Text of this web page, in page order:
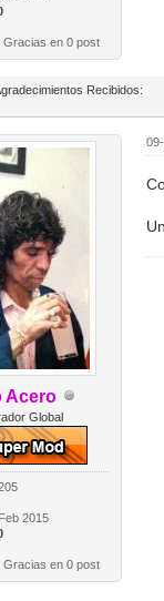
Gracias en 0 post
Recibidos:
Acero
Global
2015
Gracias en 0 post